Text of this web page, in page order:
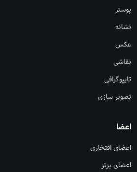
پوستر
نشانه
عکس
نقاشی
تایپوگرافی
تصویر سازی
اعضا
اعضای افتخاری
اعضای برتر